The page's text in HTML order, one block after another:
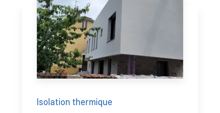
Isolation thermique